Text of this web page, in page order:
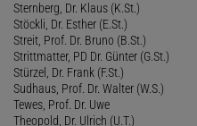
Sternberg, Dr. Klaus (K.St.)
Stöckli, Dr. Esther (E.St.)
Streit, Prof. Dr. Bruno (B.St.)
Strittmatter, PD Dr. Günter (G.St.)
Stürzel, Dr. Frank (F.St.)
Sudhaus, Prof. Dr. Walter (W.S.)
Tewes, Prof. Dr. Uwe
Theopold, Dr. Ulrich (U.T.)